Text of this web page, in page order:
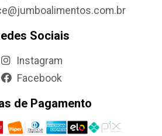
Sociais
Instagram
Facebook
de Pagamento